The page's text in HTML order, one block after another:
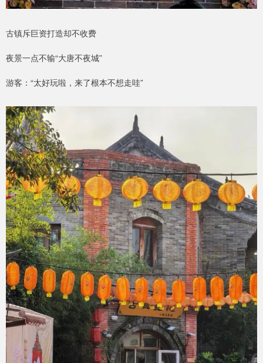
古镇斥巨资打造却不收费
夜景一点不输“大唐不夜城”
游客：“太好玩啦，来了根本不想走哇”